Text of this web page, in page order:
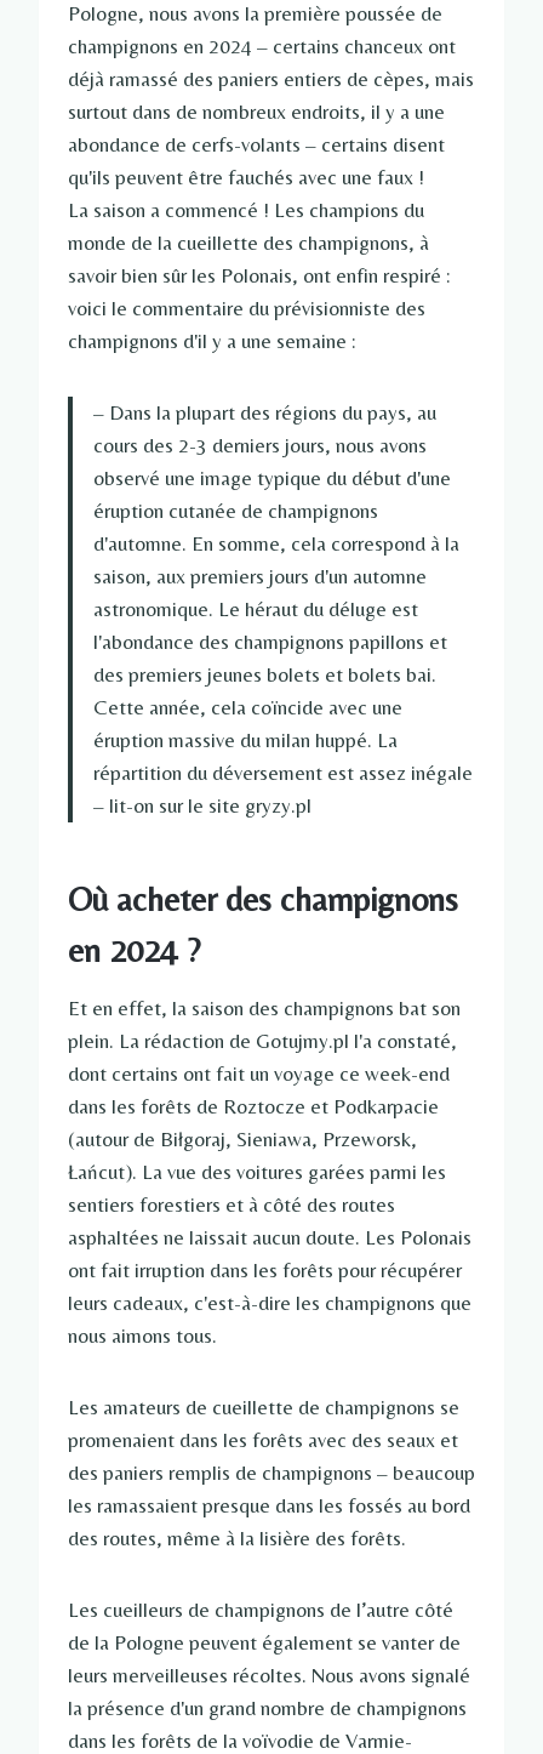
Pologne, nous avons la première poussée de
champignons en 2024 – certains chanceux ont
déjà ramassé des paniers entiers de cèpes, mais
surtout dans de nombreux endroits, il y a une
abondance de cerfs-volants – certains disent
qu'ils peuvent être fauchés avec une faux !
La saison a commencé ! Les champions du
monde de la cueillette des champignons, à
savoir bien sûr les Polonais, ont enfin respiré :
voici le commentaire du prévisionniste des
champignons d'il y a une semaine :
– Dans la plupart des régions du pays, au
cours des 2-3 derniers jours, nous avons
observé une image typique du début d'une
éruption cutanée de champignons
d'automne. En somme, cela correspond à la
saison, aux premiers jours d'un automne
astronomique. Le héraut du déluge est
l'abondance des champignons papillons et
des premiers jeunes bolets et bolets bai.
Cette année, cela coïncide avec une
éruption massive du milan huppé. La
répartition du déversement est assez inégale
– lit-on sur le site gryzy.pl
Où acheter des champignons
en 2024 ?
Et en effet, la saison des champignons bat son
plein. La rédaction de Gotujmy.pl l'a constaté,
dont certains ont fait un voyage ce week-end
dans les forêts de Roztocze et Podkarpacie
(autour de Biłgoraj, Sieniawa, Przeworsk,
Łańcut). La vue des voitures garées parmi les
sentiers forestiers et à côté des routes
asphaltées ne laissait aucun doute. Les Polonais
ont fait irruption dans les forêts pour récupérer
leurs cadeaux, c'est-à-dire les champignons que
nous aimons tous.
Les amateurs de cueillette de champignons se
promenaient dans les forêts avec des seaux et
des paniers remplis de champignons – beaucoup
les ramassaient presque dans les fossés au bord
des routes, même à la lisière des forêts.
Les cueilleurs de champignons de l’autre côté
de la Pologne peuvent également se vanter de
leurs merveilleuses récoltes. Nous avons signalé
la présence d'un grand nombre de champignons
dans les forêts de la voïvodie de Varmie-